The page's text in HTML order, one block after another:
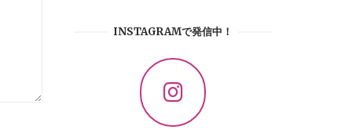
INSTAGRAMで発信中！